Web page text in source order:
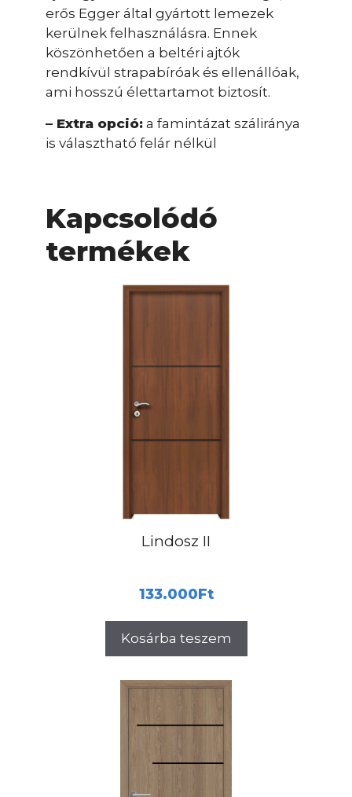
erős Egger által gyártott lemezek
kerülnek felhasználásra. Ennek
köszönhetően a beltéri ajtók
rendkívül strapabíróak és ellenállóak,
ami hosszú élettartamot biztosít.
– Extra opció: a famintázat száliránya
is választható felár nélkül
Kapcsolódó
termékek
Lindosz II
133.000Ft
Kosárba teszem